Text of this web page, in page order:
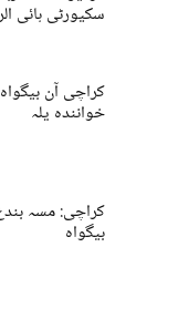
سکیورٹی ہائی
کراچی آن
خوانندہ یلہ
کراچی: مسہ
بیگواہ